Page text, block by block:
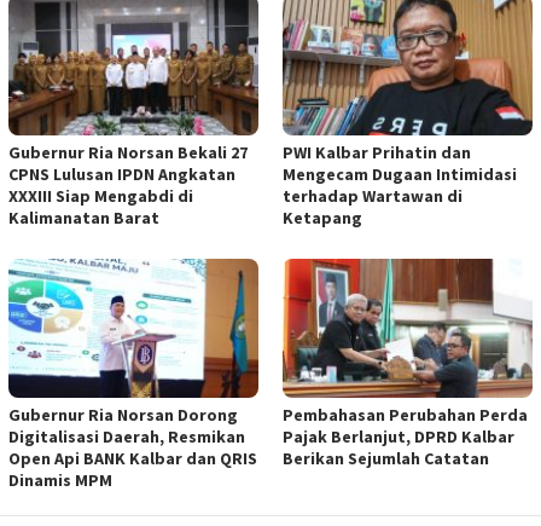
Gubernur Ria Norsan Bekali 27
CPNS Lulusan IPDN Angkatan
XXXIII Siap Mengabdi di
Kalimanatan Barat
PWI Kalbar Prihatin dan
Mengecam Dugaan Intimidasi
terhadap Wartawan di
Ketapang
Gubernur Ria Norsan Dorong
Digitalisasi Daerah, Resmikan
Open Api BANK Kalbar dan QRIS
Dinamis MPM
Pembahasan Perubahan Perda
Pajak Berlanjut, DPRD Kalbar
Berikan Sejumlah Catatan